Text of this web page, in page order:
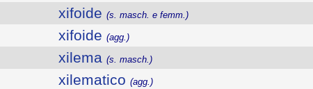
xifoide (s. masch. e femm.)
xifoide (agg.)
xilema (s. masch.)
xilematico (agg.)